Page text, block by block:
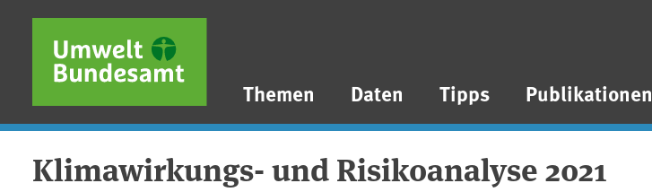
Direkt zum Inhalt
Direkt zum Hauptmenü
Direkt zur Fußzeile
Themen Daten Tipps Publikationen
Klimawirkungs- und Risikoanalyse 2021